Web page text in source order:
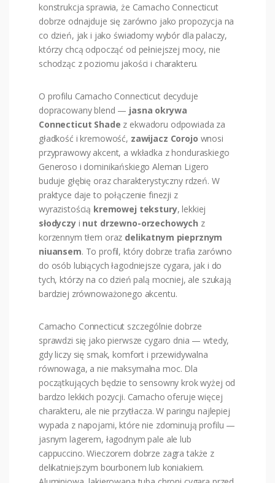
konstrukcja sprawia, że Camacho Connecticut
dobrze odnajduje się zarówno jako propozycja na
co dzień, jak i jako świadomy wybór dla palaczy,
którzy chcą odpocząć od pełniejszej mocy, nie
schodząc z poziomu jakości i charakteru.
O profilu Camacho Connecticut decyduje
dopracowany blend — jasna okrywa
Connecticut Shade z ekwadoru odpowiada za
gładkość i kremowość, zawijacz Corojo wnosi
przyprawowy akcent, a wkładka z honduraskiego
Generoso i dominikańskiego Aleman Ligero
buduje głębię oraz charakterystyczny rdzeń. W
praktyce daje to połączenie finezji z
wyrazistością kremowej tekstury, lekkiej
słodyczy i nut drzewno-orzechowych z
korzennym tłem oraz delikatnym pieprznym
niuansem. To profil, który dobrze trafia zarówno
do osób lubiących łagodniejsze cygara, jak i do
tych, którzy na co dzień palą mocniej, ale szukają
bardziej zrównoważonego akcentu.
Camacho Connecticut szczególnie dobrze
sprawdzi się jako pierwsze cygaro dnia — wtedy,
gdy liczy się smak, komfort i przewidywalna
równowaga, a nie maksymalna moc. Dla
początkujących będzie to sensowny krok wyżej od
bardzo lekkich pozycji. Camacho oferuje więcej
charakteru, ale nie przytłacza. W paringu najlepiej
wypada z napojami, które nie zdominują profilu —
jasnym lagerem, łagodnym pale ale lub
cappuccino. Wieczorem dobrze zagra także z
delikatniejszym bourbonem lub koniakiem.